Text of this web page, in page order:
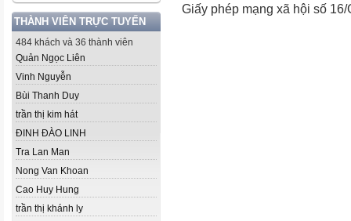
THÀNH VIÊN TRỰC TUYẾN
484 khách và 36 thành viên
Quản Ngọc Liên
Vinh Nguyễn
Bùi Thanh Duy
trần thị kim hát
ĐINH ĐÀO LINH
Tra Lan Man
Nong Van Khoan
Cao Huy Hung
trần thị khánh ly
Giấy phép mạng xã hội số